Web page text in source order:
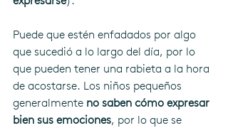
Puede que estén enfadados por algo
que sucedió a lo largo del día, por lo
que pueden tener una rabieta a la hora
de acostarse. Los niños pequeños
generalmente no saben cómo expresar
bien sus emociones, por lo que se